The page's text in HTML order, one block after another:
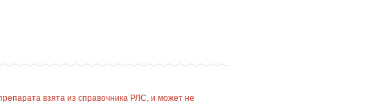
взята из справочника РЛС, и может не